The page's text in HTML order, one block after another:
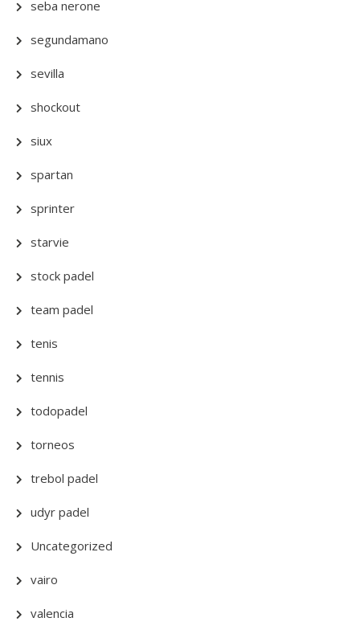
seba nerone
segundamano
sevilla
shockout
siux
spartan
sprinter
starvie
stock padel
team padel
tenis
tennis
todopadel
torneos
trebol padel
udyr padel
Uncategorized
vairo
valencia